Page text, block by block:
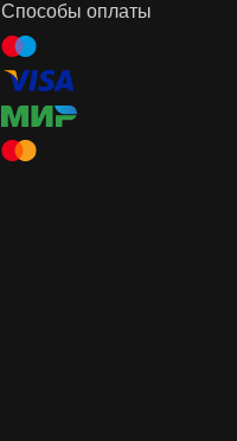
Способы оплаты